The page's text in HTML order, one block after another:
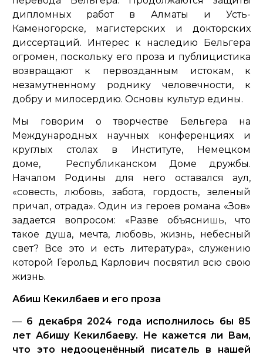
дипломных работ в Алматы и Усть-
Каменогорске, магистерских и докторских
диссертаций. Интерес к наследию Бельгера
огромен, поскольку его проза и публицистика
возвращают к первозданным истокам, к
незамутненному роднику человечности, к
добру и милосердию. Основы культур едины.
Мы говорим о творчестве Бельгера на
Международных научных конференциях и
круглых столах в Институте, Немецком
доме, Республиканском Доме дружбы.
Началом Родины для него оставался аул,
«совесть, любовь, забота, гордость, зеленый
причал, отрада». Один из героев романа «Зов»
задается вопросом: «Разве объяснишь, что
такое душа, мечта, любовь, жизнь, небесный
свет? Все это и есть литература», служению
которой Герольд Карлович посвятил всю свою
жизнь.
Абиш Кекилбаев и его проза
— 6 декабря 2024 года исполнилось бы 85
лет Абишу Кекилбаеву. Не кажется ли Вам,
что это недооценённый писатель в нашей